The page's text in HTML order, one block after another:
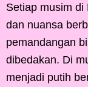
Setiap musim di
dan nuansa
pemandangan
dibedakan. Di
menjadi putih